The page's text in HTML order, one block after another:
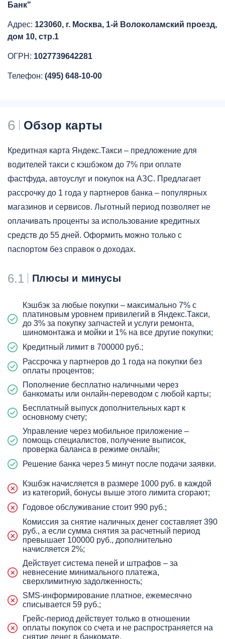
Банк"
Адрес: 123060, г. Москва, 1-й Волоколамский проезд,
дом 10, стр.1
ОГРН: 1027739642281
Телефон: (495) 648-10-00
6 Обзор карты
Кредитная карта Яндекс.Такси – предложение для
водителей такси с кэшбэком до 7% при оплате
фастфуда, автоуслуг и покупок на АЗС. Предлагает
рассрочку до 1 года у партнеров банка – популярных
магазинов и сервисов. Льготный период позволяет не
оплачивать проценты за использование кредитных
средств до 55 дней. Оформить можно только с
паспортом без справок о доходах.
6.1 Плюсы и минусы
Кэшбэк за любые покупки – максимально 7% с
платиновым уровнем привилегий в Яндекс.Такси,
до 3% за покупку запчастей и услуги ремонта,
шиномонтажа и мойки и 1% на все другие покупки;
Кредитный лимит в 700000 руб.;
Рассрочка у партнеров до 1 года на покупки без
оплаты процентов;
Пополнение бесплатно наличными через
банкоматы или онлайн-переводом с любой карты;
Бесплатный выпуск дополнительных карт к
основному счету;
Управление через мобильное приложение –
помощь специалистов, получение выписок,
проверка баланса в режиме онлайн;
Решение банка через 5 минут после подачи заявки.
Кэшбэк начисляется в размере 1000 руб. в каждой
из категорий, бонусы выше этого лимита сгорают;
Годовое обслуживание стоит 990 руб.;
Комиссия за снятие наличных денег составляет 390
руб., а если сумма снятия за расчетный период
превышает 100000 руб., дополнительно
начисляется 2%;
Действует система пеней и штрафов – за
невнесение минимального платежа,
сверхлимитную задолженность;
SMS-информирование платное, ежемесячно
списывается 59 руб.;
Грейс-период действует только в отношении
оплаты покупок со счета и не распространяется на
снятие денег в банкомате.